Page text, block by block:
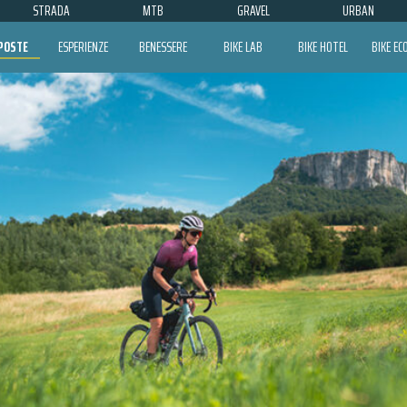
STRADA MTB GRAVEL URBAN
ESPERIENZE BENESSERE BIKE LAB BIKE HOTEL BIKE